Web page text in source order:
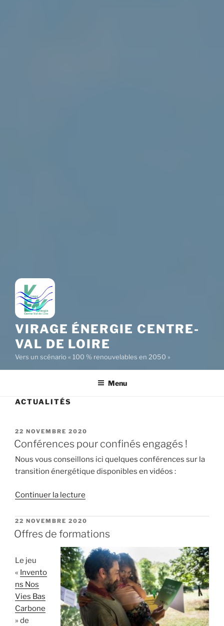
VIRAGE ÉNERGIE CENTRE-
VAL DE LOIRE
Vers un scénario « 100 % renouvelables en 2050 »
Menu
ACTUALITÉS
PUBLIÉ
LE
22 NOVEMBRE 2020
Conférences pour confinés engagés !
Nous vous conseillons ici quelques conférences sur la
transition énergétique disponibles en vidéos :
Continuer la lecture
pour
confinés
! »
PUBLIÉ
LE
22 NOVEMBRE 2020
Offres de formations
Le jeu
« Invento
ns Nos
Vies Bas
Carbone
» de